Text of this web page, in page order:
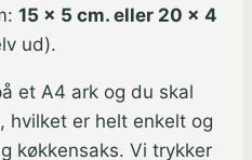
15 x 5 cm. eller 20 x 4
ud).
et A4 ark og du skal
hvilket er helt enkelt og
køkkensaks. Vi trykker